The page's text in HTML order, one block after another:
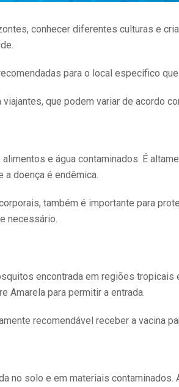
conhecer diferentes culturas e
para o local específico
que podem variar de acordo
e água contaminados. É
a doença é endêmica.
também é importante para
necessário.
encontrada em regiões
Amarela para permitir a entrada.
recomendável receber a vacina
no solo e em materiais